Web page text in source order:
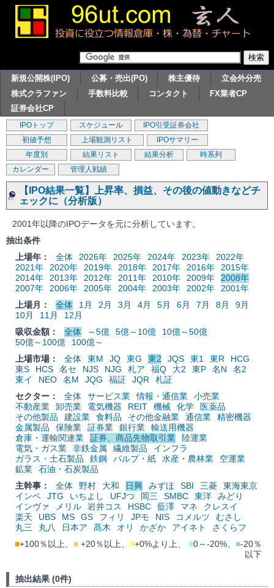
新規公開株(IPO) 公募・売出(PO) 株主優待
立会外分売
株式クラファン
手数料比較 コンタクト
FX業者CP
証券会社CP
IPOトップ スケジュール
IPO引受証券会社
初値予想
上場観測リスト
IPOサマリー
年度別
結果リスト 結果分析
時系列
カレンダー
管理人戦績
【IPO結果一覧】上昇率、損益、その後の値動きなどチ
ェックに（分析版）
2001年以降のIPOデータを元に分析しています。
抽出条件
上場年：
全体 2026年 2025年 2024年 2023年
2022年
2021年
2020年 2019年 2018年 2017年 2016年
2015年
2014年
2013年 2012年 2011年 2010年 2009年
2008年
2007年
2006年 2005年 2004年 2003年 2002年
2001年
上場月：
全体 1月 2月 3月 4月 5月 6月 7月 8月
9月
10月
11月
12月
吸収金額：
全体 ～5億 5億～10億
10億～50億
50億～100億
100億～
上場市場：
全体 東M JQ 東G 東2 JQS 東1 東R
HCG
東S
HCS 名セ NJS NJG 札ア 福Q 大2 東P 名N
名2
東イ
NEO 名M JQG 福証 JQR
札証
セクター：
全体 サービス業 情報・通信業
小売業
不動産業
卸売業 電気機器 REIT 機械 化学
医薬品
その他製品
建設業 食料品 その他金融業 通信業
精密機器
金属製品
保険業 証券業 銀行業
輸送用機器
倉庫・運輸関連業
証券、商品先物取引業
陸運業
電気・ガス業
非鉄金属 繊維製品
インフラ
ガラス・土石製品
鉄鋼 パルプ・紙 水産・農林業
空運業
鉱業
石油・石炭製品
主幹事：
全体 野村 大和 日興 みずほ SBI 三菱
東海東京
インベ
JTG いちよし UFJつ 岡三 SMBC 東洋
みどり
インヴァ
メリル 岩井コス HSBC 藍澤 マネ
クレスイ
楽天
UBS MS GS フィリ JPモ NIS コメルツ
むさし
丸三
丸八 日本ア 髙木 オリ かざか アイネト
さくらフ
■+100％以上、 ■ +20％以上、 ■+0%より上、 ■0～-20%、 ■-20％
以下
抽出結果 (0件)